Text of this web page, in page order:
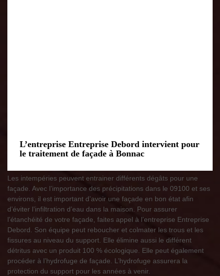
L’entreprise Entreprise Debord intervient pour
le traitement de façade à Bonnac
Les intempéries peuvent entrainer différents dégâts pour une
façade. Avec l’importance des précipitations dans le 09100 et ses
environs, il est important d’avoir une façade en bon état afin
d’éviter l’infiltration d’eau dans la maison. Pour assurer
l’étanchéité de votre façade, faites appel à l’entreprise Entreprise
Debord. Son équipe peut reboucher et colmater les trous et les
fissures au niveau du support. Elle élimine aussi le différent
détritus avec un produit 100 % écologique. Elle peut également
procéder à l’hydrofuge de façade. L’hydrofuge assurera la
protection du support pour les années à venir.